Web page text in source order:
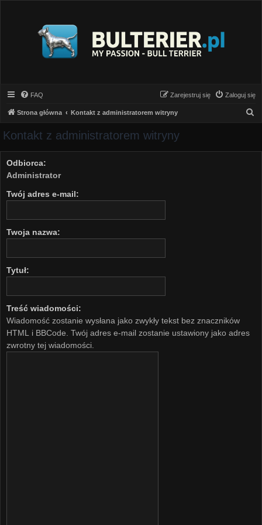
FAQ Zaloguj się
Zarejestruj się
Strona główna Kontakt z administratorem witryny
k
Kontakt z administratorem witryny
Odbiorca:
Administrator
Twój adres e-mail:
Twoja nazwa:
Tytuł:
Treść wiadomości:
Wiadomość zostanie wysłana jako zwykły tekst bez znaczników
HTML i BBCode. Twój adres e-mail zostanie ustawiony jako adres
zwrotny tej wiadomości.